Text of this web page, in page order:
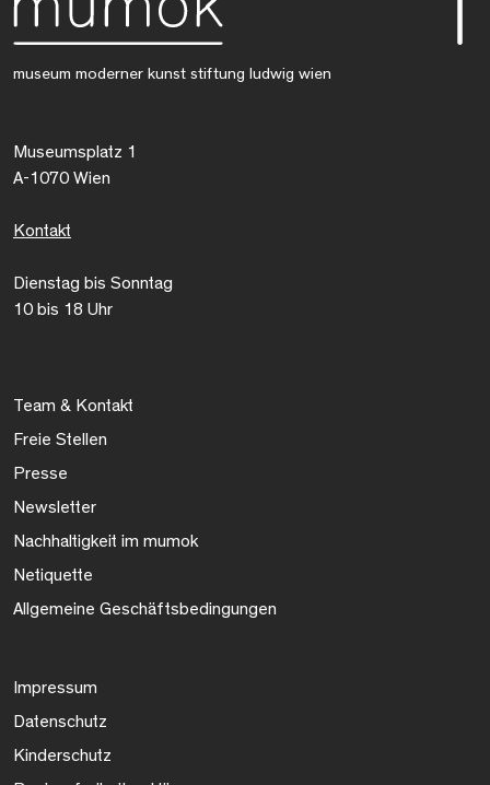
museum moderner kunst stiftung ludwig wien
Museumsplatz 1
A-1070 Wien
Kontakt
Dienstag bis Sonntag
10 bis 18 Uhr
Team & Kontakt
Freie Stellen
Presse
Newsletter
Nachhaltigkeit im mumok
Netiquette
Allgemeine Geschäftsbedingungen
Impressum
Datenschutz
Kinderschutz